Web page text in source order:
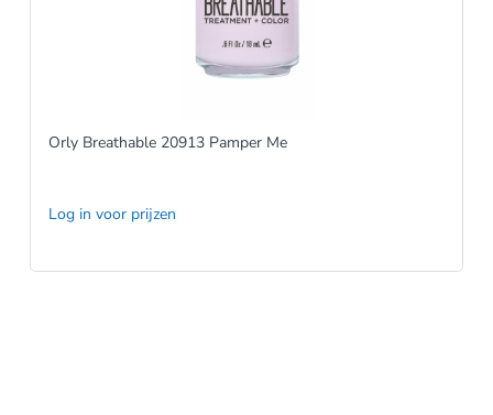
Orly Breathable 20913 Pamper Me
Log in voor prijzen